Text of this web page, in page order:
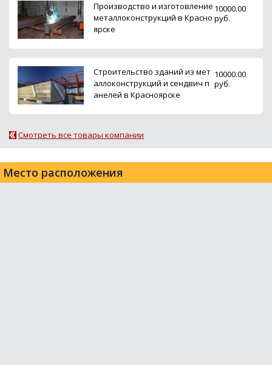
Производство и изготовление
металлоконструкций в Красно
ярске
10000.00
руб.
Строительство зданий из мет
аллоконструкций и сендвич п
анелей в Красноярске
10000.00
руб.
Смотреть все товары компании
Место расположения